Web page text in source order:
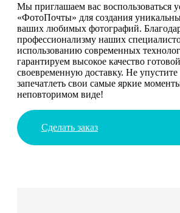
Мы приглашаем вас воспользоваться
«ФотоПочты» для создания
ваших любимых фотографий.
профессионализму наших
использованию современных
гарантируем высокое качество
своевременную доставку. Не
запечатлеть свои самые яркие
неповторимом виде!
Сделать заказ